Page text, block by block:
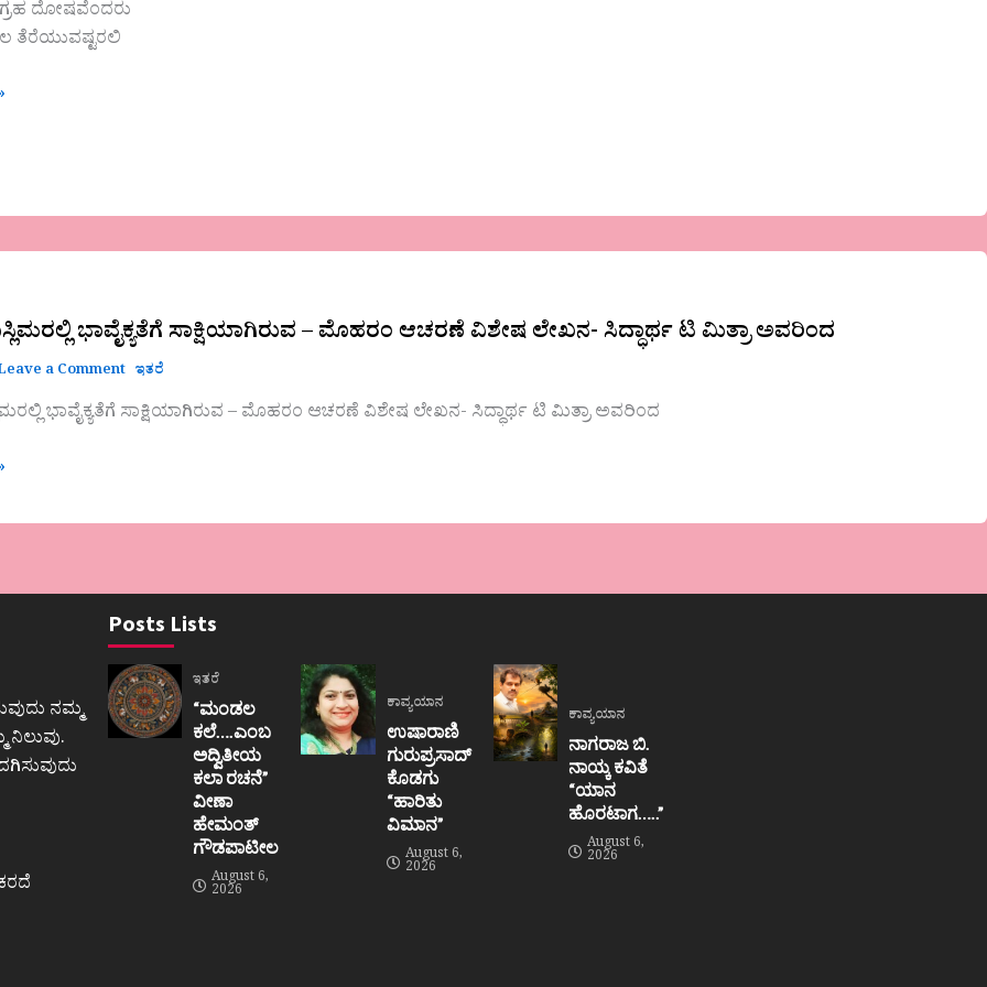
ದೋಷವೆಂದರು
ತೆರೆಯುವಷ್ಟರಲಿ
ಭಾವೈಕ್ಯತೆಗೆ ಸಾಕ್ಷಿಯಾಗಿರುವ – ಮೊಹರಂ ಆಚರಣೆ ವಿಶೇಷ ಲೇಖನ- ಸಿದ್ಧಾರ್ಥ ಟಿ ಮಿತ್ರಾ ಅವರಿಂದ
a Comment ಇತರೆ
ಭಾವೈಕ್ಯತೆಗೆ ಸಾಕ್ಷಿಯಾಗಿರುವ – ಮೊಹರಂ ಆಚರಣೆ ವಿಶೇಷ ಲೇಖನ- ಸಿದ್ಧಾರ್ಥ ಟಿ ಮಿತ್ರಾ ಅವರಿಂದ
ನಮ್ಮ
ನಿಲುವು.
Posts Lists
ಇತರೆ
“ಮಂಡಲ
ಕಲೆ….ಎಂಬ
ಅದ್ವಿತೀಯ
ಕಲಾ ರಚನೆ”‌
ವೀಣಾ
ಹೇಮಂತ್‌
ಗೌಡಪಾಟೀಲ
August 6,
2026
ಕಾವ್ಯಯಾನ
ಉಷಾರಾಣಿ
ಗುರುಪ್ರಸಾದ್
ಕೊಡಗು
“ಹಾರಿತು
ವಿಮಾನ”
August 6,
2026
ಕಾವ್ಯಯಾನ
ನಾಗರಾಜ ಬಿ.
ನಾಯ್ಕ ಕವಿತೆ
“ಯಾನ
ಹೊರಟಾಗ…..”
August 6,
2026